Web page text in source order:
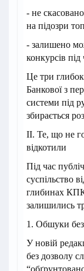
- не
на підозри
- залишено
конкурсів
Це три
Банкової з
системи під
збирається
II. Те, що не
відкотили
Під час
суспільство
глибинах
залишились
1. Обшуки
У новій
без дозволу